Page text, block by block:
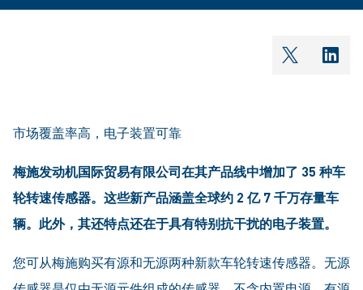
市场覆盖率高，电子装置可靠
梅施发动机国际贸易有限公司在其产品线中增加了 35 种车
轮转速传感器。这些新产品涵盖全球约 2 亿7千万存量车
辆。此外，其还特点还在于具有特别抗干扰的电子装置。
您可从梅施购买有源和无源两种新款车轮转速传感器。无源